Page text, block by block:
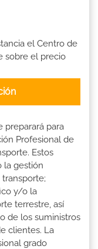
el Centro de
sobre el precio
preparará para
Profesional de
Estos
la gestión
y/o la
terrestre, así
de los suministros
clientes. La
grado